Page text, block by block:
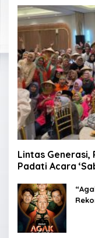
Lintas Generasi,
Padati Acara